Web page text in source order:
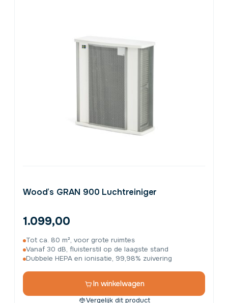
Wood’s GRAN 900 Luchtreiniger
1.099,00
Tot ca. 80 m², voor grote ruimtes
Vanaf 30 dB, fluisterstil op de laagste stand
Dubbele HEPA en ionisatie, 99,98% zuivering
In winkelwagen
Vergelijk dit product